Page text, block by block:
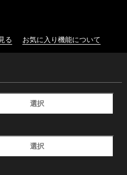
る お気に入り機能について
選択
選択